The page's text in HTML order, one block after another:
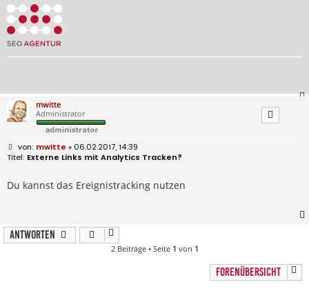
mwitte
Administrator
B
e
r
a
mwitte » 06.02.2017, 14:39
Externe Links mit Analytics Tracken?
Du kannst das Ereignistracking nutzen
Antworten
2 Beiträge • Seite 1 von 1
FORENÜBERSICHT